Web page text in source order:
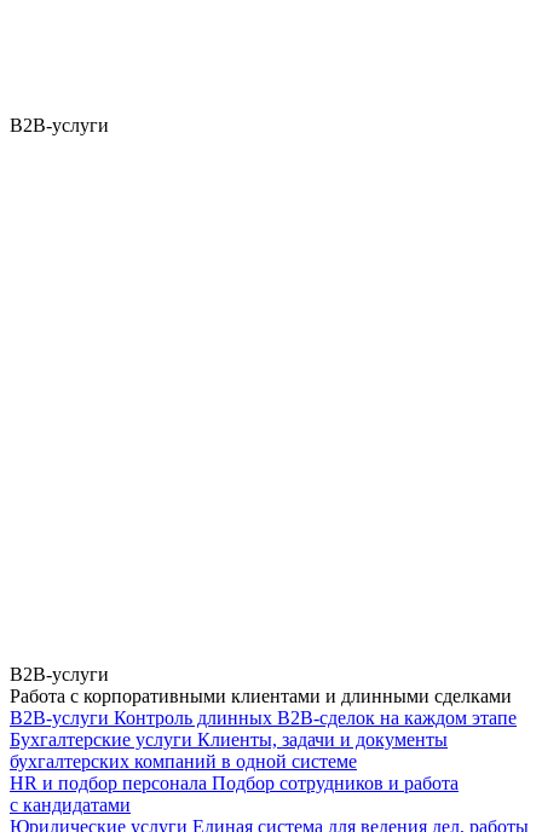
B2B-услуги
B2B-услуги
Работа с корпоративными клиентами и длинными сделками
B2B-услуги Контроль длинных B2B-сделок на каждом этапе
Бухгалтерские услуги Клиенты, задачи и документы
бухгалтерских компаний в одной системе
HR и подбор персонала Подбор сотрудников и работа
с кандидатами
Юридические услуги Единая система для ведения дел, работы